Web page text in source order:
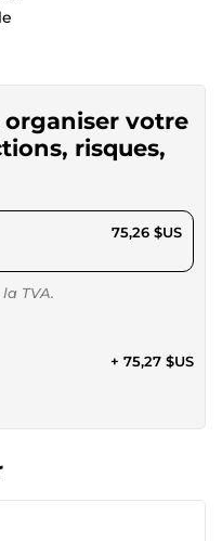
votre
risques,
75,26 $US
TVA.
+ 75,27 $US